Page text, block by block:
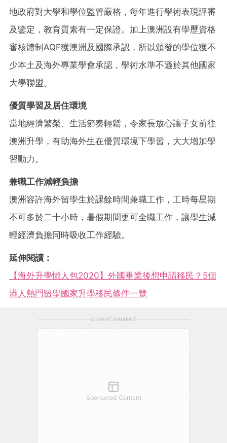
地政府對大學和學位監管嚴格，每年進行學術表現評審
及鑒定，教育質素有一定保證。加上澳洲設有學歷資格
審核體制AQF獲澳洲及國際承認，所以頒發的學位獲不
少本土及海外專業學會承認，學術水準不遜於其他國家
大學聯盟。
優質學習及居住環境
當地經濟繁榮、生活節奏輕鬆，令家長放心讓子女前往
澳洲升學，有助海外生在優質環境下學習，大大增加學
習動力。
兼職工作減輕負擔
澳洲容許海外留學生於課餘時間兼職工作，工時每星期
不可多於二十小時，暑假期間更可全職工作，讓學生減
輕經濟負擔同時吸收工作經驗。
延伸閱讀：
【海外升學懶人包2020】外國畢業後想申請移民？5個
港人熱門留學國家升學移民條件一覽
ADVERTISEMENT
Sponsored Content